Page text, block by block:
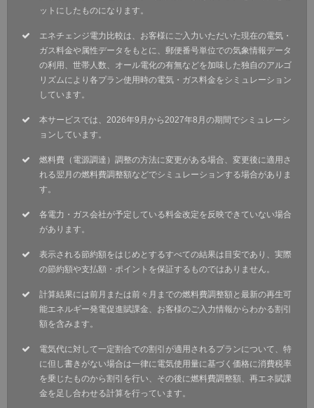
ットにしたものになります。
エネチェンジ電力比較は、お客様にご入力いただいた現在の電気・
ガス料金や属性データをもとに、郵便番号単位での気象情報データ
の利用、世帯人数、オール電化の有無などを加味した独自のアルゴ
リズムにより各プラン使用時の電気・ガス料金をシミュレーション
しています。
本サービスでは、2026年9月から2027年8月の期間でシミュレーシ
ョンしています。
燃料費（電源調達）調整の方法に変更がある場合、変更後に適用さ
れる翌月の燃料費調整額などでシミュレーションする場合がありま
す。
各電力・ガス会社が予定している料金改定を反映できていない場合
があります。
表示される節約額をはじめとするすべての結果は目安であり、実際
の節約額や支払額・ポイントを保証するものではありません。
計算結果には前月または前々月までの燃料費調整額と最新の再生可
能エネルギー発電促進賦課金、お客様のご入力情報からわかる割引
額を含みます。
電気代に対して一定割合での割引が適用されるプランについて、特
に但し書きがない場合は一律に電気使用量に基づく価格に消費税率
を乗じたものから割引を行い、その後に燃料費調整額、再エネ賦課
金を足し合わせる計算を行っています。